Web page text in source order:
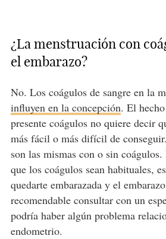
¿La menstruación con
el embarazo?
No. Los coágulos de sangre en la
influyen en la concepción. El
presente coágulos no quiere decir
más fácil o más difícil de
son las mismas con o sin
que los coágulos sean habituales,
quedarte embarazada y el
recomendable consultar con un
podría haber algún problema
endometrio.